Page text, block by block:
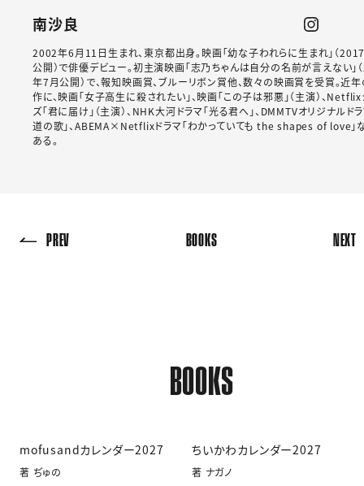
南沙良
2002年6月11日生まれ、東京都出身。映画「幼な子われらに生まれ」（
公開）で俳優デビュー。初主演映画「志乃ちゃんは自分の名前が言えない」
年7月公開）で、報知映画賞、ブルーリボン賞他、数々の映画賞を受賞。近
作に、映画「女子高生に殺されたい」、映画「この子は邪悪」（主演）、
ズ「君に届け」（主演）、NHK大河ドラマ「光る君へ」、DMMTVオリジナルド
道の歌」、ABEMA×Netflixドラマ「わかっていても the shapes of love」
ある。
PREV BOOKS NEXT
BOOKS
mofusandカレンダー2027
著 ぢゅの
ちいかわカレンダー2027
著 ナガノ